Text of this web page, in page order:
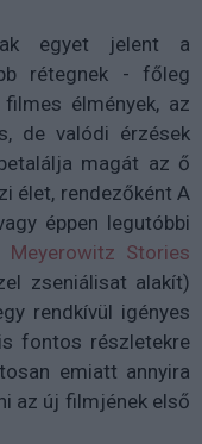
egyet jelent a
rétegnek - főleg
élmények, az
de valódi érzések
magát az ő
élet, rendezőként A
éppen legutóbbi
Meyerowitz Stories
zseniálisat alakít)
rendkívül igényes
fontos részletekre
emiatt annyira
az új filmjének első